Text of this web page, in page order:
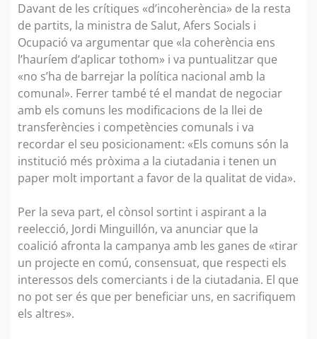
Davant de les crítiques «d’incoherència» de la resta
de partits, la ministra de Salut, Afers Socials i
Ocupació va argumentar que «la coherència ens
l’hauríem d’aplicar tothom» i va puntualitzar que
«no s’ha de barrejar la política nacional amb la
comunal». Ferrer també té el mandat de negociar
amb els comuns les modificacions de la llei de
transferències i competències comunals i va
recordar el seu posicionament: «Els comuns són la
institució més pròxima a la ciutadania i tenen un
paper molt important a favor de la qualitat de vida».
Per la seva part, el cònsol sortint i aspirant a la
reelecció, Jordi Minguillón, va anunciar que la
coalició afronta la campanya amb les ganes de «tirar
un projecte en comú, consensuat, que respecti els
interessos dels comerciants i de la ciutadania. El que
no pot ser és que per beneficiar uns, en sacrifiquem
els altres».